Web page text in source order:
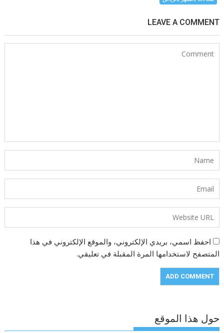
LEAVE A COMMENT
احفظ اسمي، بريدي الإلكتروني، والموقع الإلكتروني في هذا
المتصفح لاستخدامها المرة المقبلة في تعليقي.
حول هذا الموقع